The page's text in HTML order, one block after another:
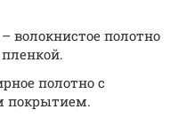
волокнистое полотно
полотно с
покрытием.